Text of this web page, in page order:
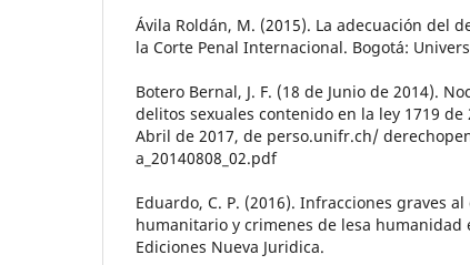
Ávila Roldán, M. (2015). La adecuación del
la Corte Penal Internacional. Bogotá:
Botero Bernal, J. F. (18 de Junio de 2014).
delitos sexuales contenido en la ley 1719 de
Abril de 2017, de perso.unifr.ch/
a_20140808_02.pdf
Eduardo, C. P. (2016). Infracciones graves
humanitario y crimenes de lesa humanidad
Ediciones Nueva Juridica.